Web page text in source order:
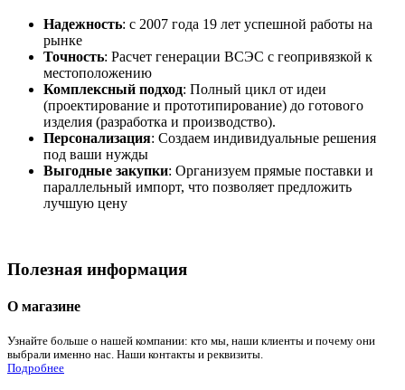
Надежность: с 2007 года 19 лет успешной работы на
рынке
Точность: Расчет генерации ВСЭС с геопривязкой к
местоположению
Комплексный подход: Полный цикл от идеи
(проектирование и прототипирование) до готового
изделия (разработка и производство).
Персонализация: Создаем индивидуальные решения
под ваши нужды
Выгодные закупки: Организуем прямые поставки и
параллельный импорт, что позволяет предложить
лучшую цену
Полезная информация
О магазине
Узнайте больше о нашей компании: кто мы, наши клиенты и почему они
выбрали именно нас. Наши контакты и реквизиты.
Подробнее